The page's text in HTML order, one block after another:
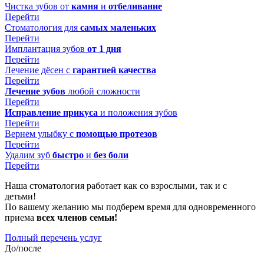
Чистка зубов от камня и отбеливание
Перейти
Стоматология для самых маленьких
Перейти
Имплантация зубов от 1 дня
Перейти
Лечение дёсен с гарантией качества
Перейти
Лечение зубов любой сложности
Перейти
Исправление прикуса и положения зубов
Перейти
Вернем улыбку с помощью протезов
Перейти
Удалим зуб быстро и без боли
Перейти
Наша стоматология работает как со взрослыми, так и с
детьми!
По вашему желанию мы подберем время для одновременного
приема всех членов семьи!
Полный перечень услуг
До/после